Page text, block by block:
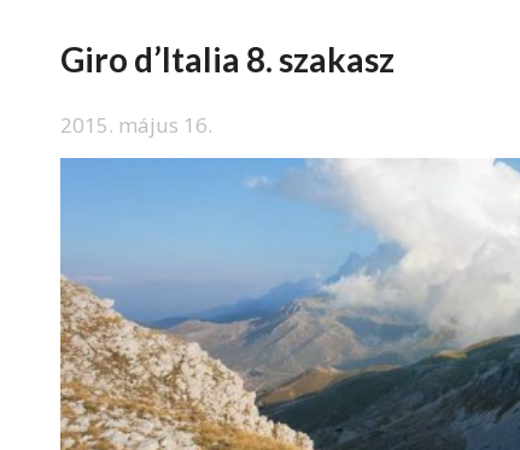
Giro d’Italia 8. szakasz
2015. május 16.